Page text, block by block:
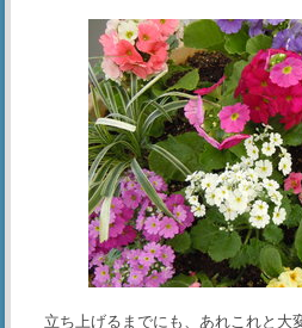
立ち上げるまでにも、あれこれと大